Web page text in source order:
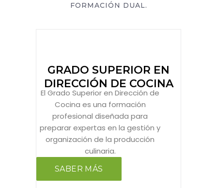
FORMACIÓN DUAL.
GRADO SUPERIOR EN
DIRECCIÓN DE COCINA
El Grado Superior en Dirección de
Cocina es una formación
profesional diseñada para
preparar expertas en la gestión y
organización de la producción
culinaria.
SABER MÁS